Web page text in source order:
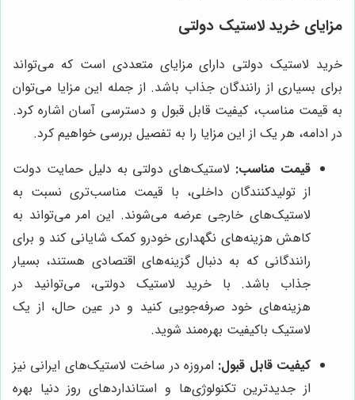
مزایای خرید لاستیک دولتی
خرید لاستیک دولتی دارای مزایای متعددی است که می‌تواند
برای بسیاری از رانندگان جذاب باشد. از جمله این مزایا می‌توان
به قیمت مناسب، کیفیت قابل قبول و دسترسی آسان اشاره کرد.
در ادامه، هر یک از این مزایا را به تفصیل بررسی خواهیم کرد.
قیمت مناسب: لاستیک‌های دولتی به دلیل حمایت دولت
از تولیدکنندگان داخلی، با قیمت مناسب‌تری نسبت به
لاستیک‌های خارجی عرضه می‌شوند. این امر می‌تواند به
کاهش هزینه‌های نگهداری خودرو کمک شایانی کند و برای
رانندگانی که به دنبال گزینه‌های اقتصادی هستند، بسیار
جذاب باشد. با خرید لاستیک دولتی، می‌توانید در
هزینه‌های خود صرفه‌جویی کنید و در عین حال، از یک
لاستیک باکیفیت بهره‌مند شوید.
کیفیت قابل قبول: امروزه در ساخت لاستیک‌های ایرانی نیز
از جدیدترین تکنولوژی‌ها و استانداردهای روز دنیا بهره